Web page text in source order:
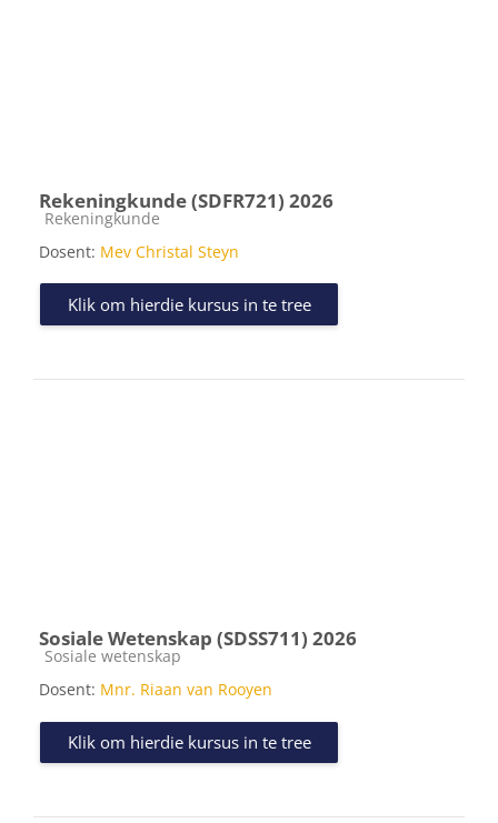
Rekeningkunde (SDFR721) 2026
Kursus kategorie
Rekeningkunde
Dosent: Mev Christal Steyn
Klik om hierdie kursus in te tree
Sosiale Wetenskap (SDSS711) 2026
Kursus kategorie
Sosiale wetenskap
Dosent: Mnr. Riaan van Rooyen
Klik om hierdie kursus in te tree